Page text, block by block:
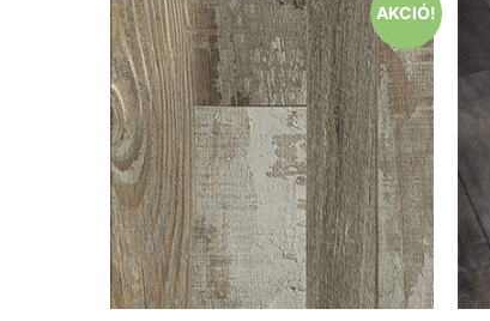
AKCIÓ!